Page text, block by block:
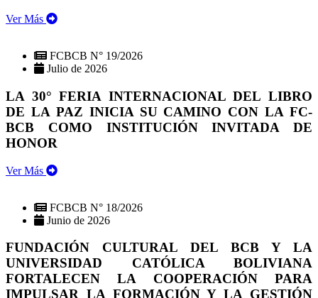
Ver Más
FCBCB N° 19/2026
Julio de 2026
LA 30° FERIA INTERNACIONAL DEL LIBRO
DE LA PAZ INICIA SU CAMINO CON LA FC-
BCB COMO INSTITUCIÓN INVITADA DE
HONOR
Ver Más
FCBCB N° 18/2026
Junio de 2026
FUNDACIÓN CULTURAL DEL BCB Y LA
UNIVERSIDAD CATÓLICA BOLIVIANA
FORTALECEN LA COOPERACIÓN PARA
IMPULSAR LA FORMACIÓN Y LA GESTIÓN